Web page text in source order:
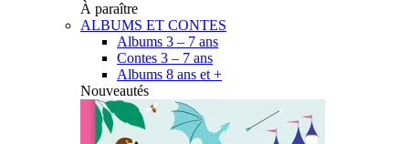
À paraître
ALBUMS ET CONTES
Albums 3 – 7 ans
Contes 3 – 7 ans
Albums 8 ans et +
Nouveautés